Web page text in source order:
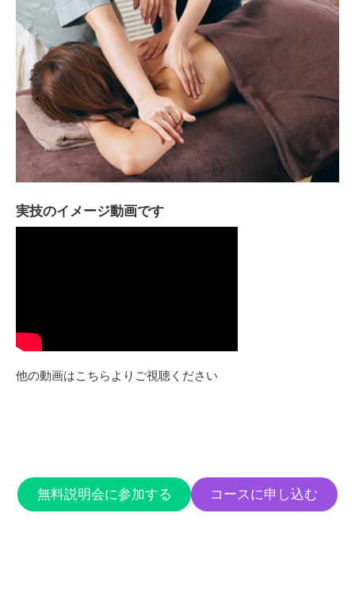
実技のイメージ動画です
他の動画はこちらよりご視聴ください
無料説明会に参加する コースに申し込む